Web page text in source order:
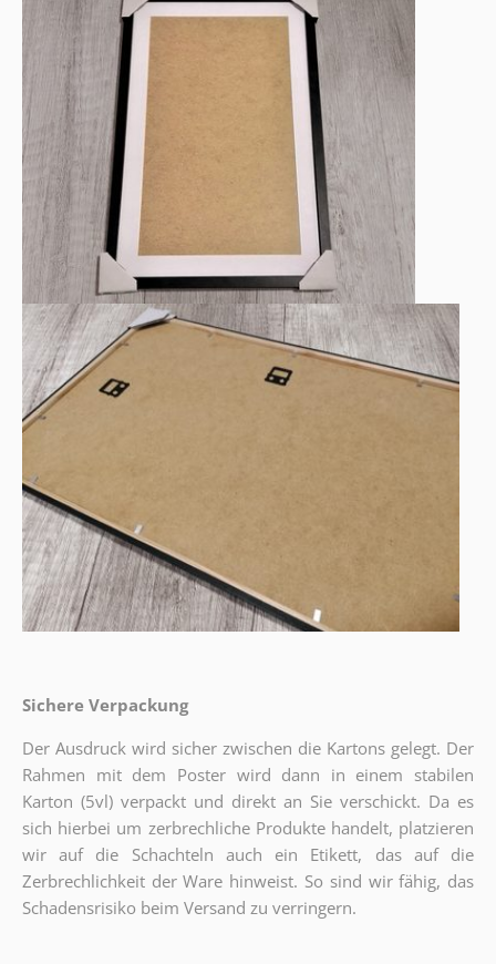
Sichere Verpackung
Der Ausdruck wird sicher zwischen die Kartons gelegt. Der
Rahmen mit dem Poster wird dann in einem stabilen
Karton (5vl) verpackt und direkt an Sie verschickt. Da es
sich hierbei um zerbrechliche Produkte handelt, platzieren
wir auf die Schachteln auch ein Etikett, das auf die
Zerbrechlichkeit der Ware hinweist. So sind wir fähig, das
Schadensrisiko beim Versand zu verringern.